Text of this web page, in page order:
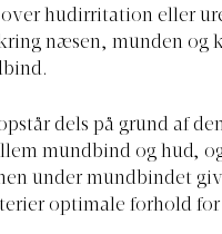
hudirritation eller
næsen, munden og
dels på grund af
mundbind og hud,
under mundbindet
optimale forhold